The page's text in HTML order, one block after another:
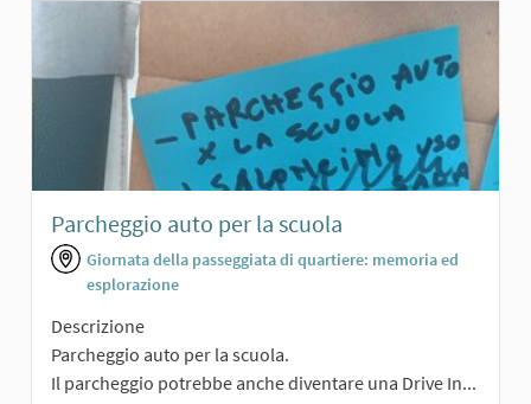
Parcheggio auto per la scuola
Giornata della passeggiata di quartiere: memoria ed
esplorazione
Descrizione
Parcheggio auto per la scuola.
Il parcheggio potrebbe anche diventare una Drive In...